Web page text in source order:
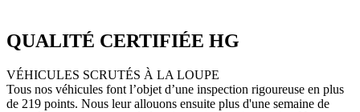
QUALITÉ CERTIFIÉE HG
VÉHICULES SCRUTÉS À LA LOUPE
Tous nos véhicules font l’objet d’une inspection rigoureuse en plus
de 219 points. Nous leur allouons ensuite plus d'une semaine de